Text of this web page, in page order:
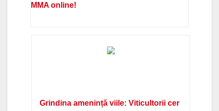
MMA online!
Grindina amenință viile: Viticultorii cer